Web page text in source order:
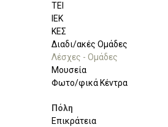
ΤΕΙ
ΙΕΚ
ΚΕΣ
Διαδι/ακές Ομάδες
Λέσχες - Ομάδες
Μουσεία
Φωτο/φικά Κέντρα
Πόλη
Επικράτεια